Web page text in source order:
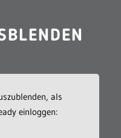
als
einloggen: